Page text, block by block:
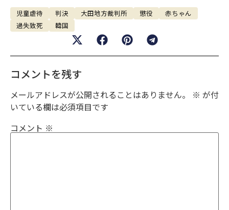
児童虐待 判決 大田地方裁判所 懲役
赤ちゃん
過失致死
韓国
コメントを残す
メールアドレスが公開されることはありません。 ※ が付
いている欄は必須項目です
コメント ※